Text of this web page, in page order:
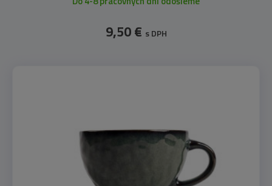
9,50 € s DPH